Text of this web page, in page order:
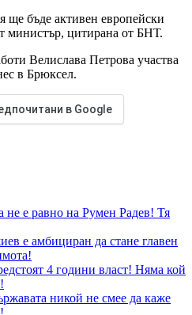
ще бъде активен европейски
министър, цитирана от БНТ.
Велислава Петрова участва
в Брюксел.
в Google
не е равно на Румен Радев! Тя
е амбициран да стане главен
4 години власт! Няма кой
никой не смее да каже